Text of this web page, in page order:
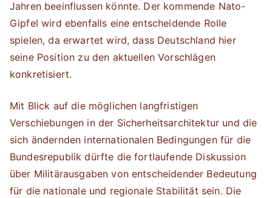
Jahren beeinflussen könnte. Der kommende Nato-
Gipfel wird ebenfalls eine entscheidende Rolle
spielen, da erwartet wird, dass Deutschland hier
seine Position zu den aktuellen Vorschlägen
konkretisiert.
Mit Blick auf die möglichen langfristigen
Verschiebungen in der Sicherheitsarchitektur und die
sich ändernden internationalen Bedingungen für die
Bundesrepublik dürfte die fortlaufende Diskussion
über Militärausgaben von entscheidender Bedeutung
für die nationale und regionale Stabilität sein. Die